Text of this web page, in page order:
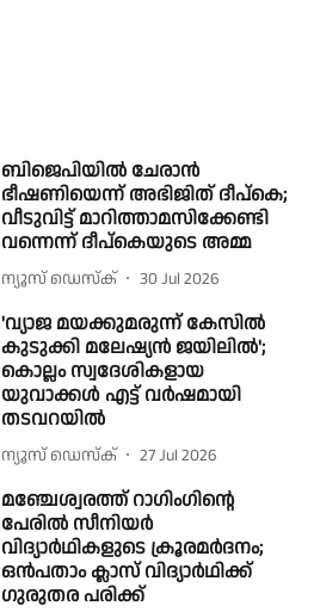
ബിജെപിയിൽ ചേരാൻ
ഭീഷണിയെന്ന് അഭിജിത് ദീപ്കെ;
വീടുവിട്ട് മാറിത്താമസിക്കേണ്ടി
വന്നെന്ന് ദീപ്കെയുടെ അമ്മ
ന്യൂസ് ഡെസ്ക് 30 Jul 2026
'വ്യാജ മയക്കുമരുന്ന് കേസിൽ
കുടുക്കി മലേഷ്യൻ ജയിലിൽ';
കൊല്ലം സ്വദേശികളായ
യുവാക്കൾ എട്ട് വർഷമായി
തടവറയിൽ
ന്യൂസ് ഡെസ്ക് 27 Jul 2026
മഞ്ചേശ്വരത്ത് റാഗിംഗിൻ്റെ
പേരിൽ സീനിയർ
വിദ്യാർഥികളുടെ ക്രൂരമർദനം;
ഒൻപതാം ക്ലാസ് വിദ്യാർഥിക്ക്
ഗുരുതര പരിക്ക്